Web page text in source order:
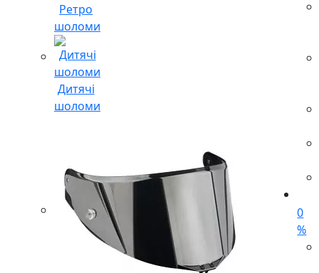
Ретро
шоломи
Дитячі
шоломи
0
%